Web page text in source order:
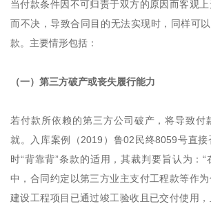
当付款条件因不可归责于双方的原因而客观
而不决，导致合同目的无法实现时，同样可
款。主要情形包括：
（一）第三方破产或丧失履行能力
若付款所依赖的第三方公司破产，将导致付
就。入库案例（2019）鲁02民终8059号直
时“背靠背”条款的适用，其裁判要旨认为：
中，合同约定以第三方业主支付工程款等作
建设工程项目已通过竣工验收且已交付使用